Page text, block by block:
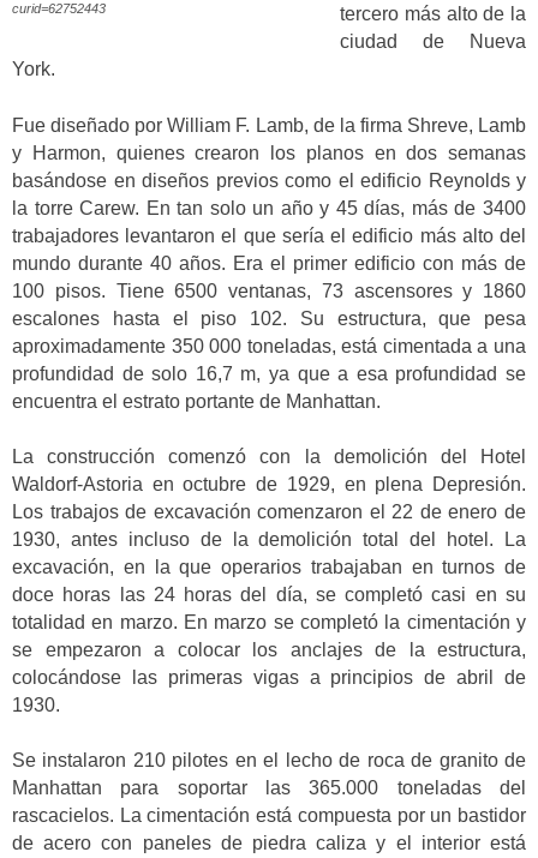
curid=62752443
tercero más alto de la
ciudad de Nueva
York.
Fue diseñado por William F. Lamb, de la firma Shreve, Lamb
y Harmon, quienes crearon los planos en dos semanas
basándose en diseños previos como el edificio Reynolds y
la torre Carew. En tan solo un año y 45 días, más de 3400
trabajadores levantaron el que sería el edificio más alto del
mundo durante 40 años. Era el primer edificio con más de
100 pisos. Tiene 6500 ventanas, 73 ascensores y 1860
escalones hasta el piso 102. Su estructura, que pesa
aproximadamente 350 000 toneladas, está cimentada a una
profundidad de solo 16,7 m, ya que a esa profundidad se
encuentra el estrato portante de Manhattan.
La construcción comenzó con la demolición del Hotel
Waldorf-Astoria en octubre de 1929, en plena Depresión.
Los trabajos de excavación comenzaron el 22 de enero de
1930, antes incluso de la demolición total del hotel. La
excavación, en la que operarios trabajaban en turnos de
doce horas las 24 horas del día, se completó casi en su
totalidad en marzo. En marzo se completó la cimentación y
se empezaron a colocar los anclajes de la estructura,
colocándose las primeras vigas a principios de abril de
1930.
Se instalaron 210 pilotes en el lecho de roca de granito de
Manhattan para soportar las 365.000 toneladas del
rascacielos. La cimentación está compuesta por un bastidor
de acero con paneles de piedra caliza y el interior está